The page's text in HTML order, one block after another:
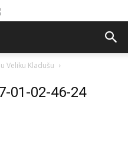
Veliku Kladušu
01-02-46-24